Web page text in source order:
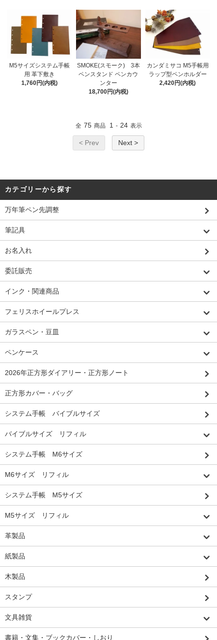
M5サイズシステム手帳
用 革下敷き
1,760円(内税)
SMOKE(スモーク) 3本
ペンスタンド ペンカウ
ンター
18,700円(内税)
カンダミサコ M5手帳用
ラップ型ペンホルダー
2,420円(内税)
全 75 商品 1 - 24 表示
< Prev Next >
カテゴリーから探す
万年筆ペン先調整
筆記具
お名入れ
委託販売
インク・関連商品
フェリスホイールプレス
ガラスペン・豆皿
ペンケース
2026年正方形ダイアリー・正方形ノート
正方形カバー・バッグ
システム手帳 バイブルサイズ
バイブルサイズ リフィル
システム手帳 M6サイズ
M6サイズ リフィル
システム手帳 M5サイズ
M5サイズ リフィル
革製品
紙製品
木製品
スタンプ
文具雑貨
書籍・文集・ブックカバー・しおり